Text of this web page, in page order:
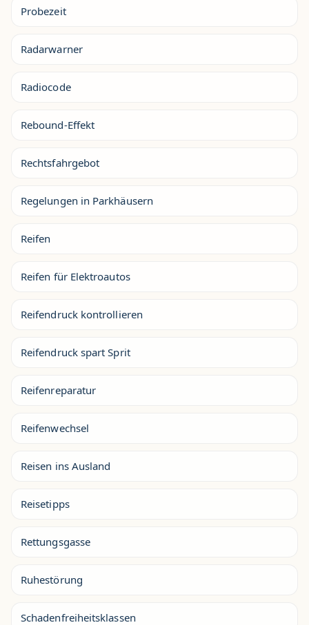
Probezeit
Radarwarner
Radiocode
Rebound-Effekt
Rechtsfahrgebot
Regelungen in Parkhäusern
Reifen
Reifen für Elektroautos
Reifendruck kontrollieren
Reifendruck spart Sprit
Reifenreparatur
Reifenwechsel
Reisen ins Ausland
Reisetipps
Rettungsgasse
Ruhestörung
Schadenfreiheitsklassen